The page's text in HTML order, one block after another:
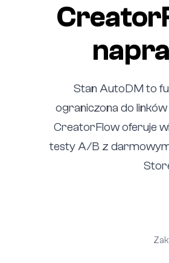
Stan AutoDM to
ograniczona do
CreatorFlow oferuje
testy A/B z darmowym